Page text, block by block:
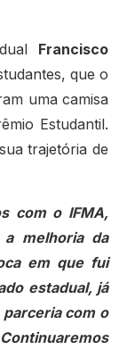
Francisco
que o
uma camisa
Estudantil.
trajetória de
com o IFMA,
melhoria da
em que fui
estadual, já
com o